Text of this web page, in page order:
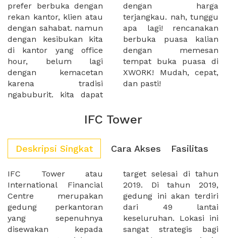
prefer berbuka dengan
rekan kantor, klien atau
dengan sahabat. namun
dengan kesibukan kita
di kantor yang office
hour, belum lagi
dengan kemacetan
karena tradisi
ngabuburit. kita dapat
dengan harga
terjangkau. nah, tunggu
apa lagi! rencanakan
berbuka puasa kalian
dengan memesan
tempat buka puasa di
XWORK! Mudah, cepat,
dan pasti!
IFC Tower
Deskripsi Singkat Cara Akses Fasilitas
IFC Tower atau
International Financial
Centre merupakan
gedung perkantoran
yang sepenuhnya
disewakan kepada
target selesai di tahun
2019. Di tahun 2019,
gedung ini akan terdiri
dari 49 lantai
keseluruhan. Lokasi ini
sangat strategis bagi